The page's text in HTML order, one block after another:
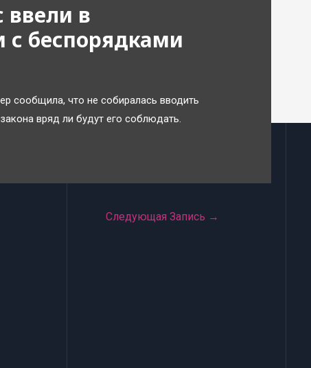
ввели в
с беспорядками
сообщила, что не собиралась вводить
вряд ли будут его соблюдать.
Следующая Запись →